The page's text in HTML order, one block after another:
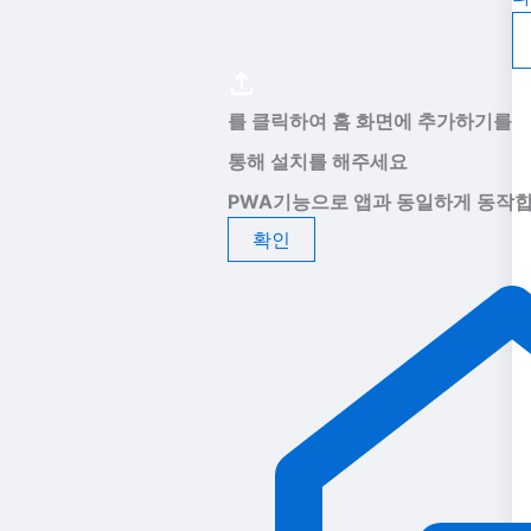
를 클릭하여 홈 화면에 추가하기를
통해 설치를 해주세요
PWA기능으로 앱과 동일하게 동작
확인